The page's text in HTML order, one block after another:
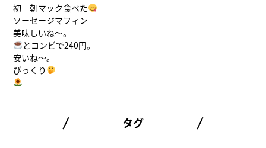
初 朝マック食べた
ソーセージマフィン
美味しいね〜。
とコンビで240円。
安いね〜。
びっくり
タグ